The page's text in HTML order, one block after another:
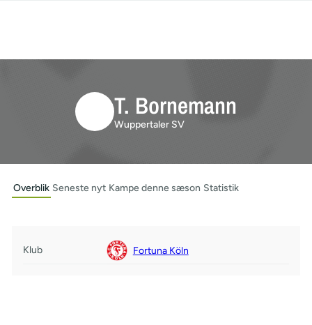
T. Bornemann
Wuppertaler SV
Overblik Seneste nyt Kampe denne sæson Statistik
Klub Fortuna Köln